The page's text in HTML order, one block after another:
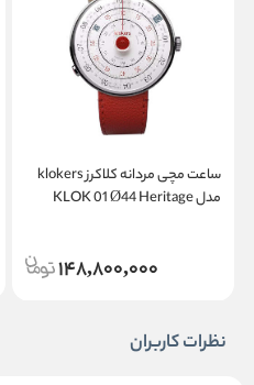
ساعت مچی مردانه کلاکرز klokers
مدل KLOK 01 Ø44 Heritage
148,800,000
نظرات کاربران